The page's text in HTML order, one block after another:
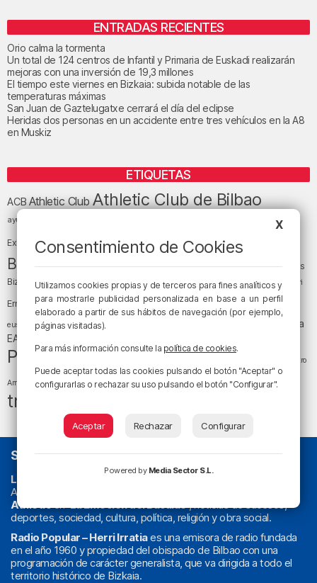
ENTRADAS RECIENTES
Orio calma la tormenta
Un total de 124 centros de Infantil y Primaria de Euskadi realizarán
mejoras con una inversión de 19,3 millones
El tiempo este viernes en Bizkaia: subida notable de las
temperaturas máximas
San Juan de Gaztelugatxe cerrará el día del eclipse
Heridas dos personas en un accidente entre tres vehículos en la A8
en Muskiz
ETIQUETAS
ACBAthletic ClubAthletic Club de Bilbao
ayuntamiento de Bilbao BEC (Bilbao
Exhibition Center) BilbaoBilbao Basket Bizkaia
Bizkaia y sus comarcas Copa del Rey cultura Cáritas
Bizkaia
Deusto Diócesis de Bilbao Egunon Bizkaia el tiempo Enkarterri
Ernesto Valverde Ertzaintza Euskadi (País Vasco)
euskera fiestas fútbol LaLiga
LaLiga
EA Sports
Política sociedadsucesos Teatro
Arriaga tiempotiempo atmosféricotráfico
tráfico en Bizkaia
SOBRE NOSOTROS
La radio sin cadenas
. Desde 1960 haciendo radio en Bilbao.
Actualidad y
Athletic
deportes, sociedad, cultura, política, religión y obra social.
Radio Popular – Herri Irratiaes una emisora de radio fundada
en el año 1960 y propiedad del obispado de Bilbao con una
programación de carácter generalista, que va dirigida a todo el
territorio histórico de Bizkaia.
X
Consentimiento de Cookies
Utilizamos cookies propias y de terceros para fines analíticos y
para mostrarle publicidad personalizada en base a un perfil
elaborado a partir de sus hábitos de navegación (por ejemplo,
páginas visitadas).
Para más información consulte la política de cookies.
Puede aceptar todas las cookies pulsando el botón "Aceptar" o
configurarlas o rechazar su uso pulsando el botón "Configurar".
Aceptar Rechazar Configurar
Powered by Media Sector S.L.